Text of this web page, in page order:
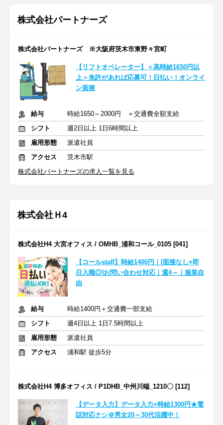
株式会社パートナーズ
株式会社パートナーズ ※大阪府茨木市東野々宮町
【リフトオペレーター】＜高時給1650円以
上＞免許があれば応募可！日払い！オンライ
ン面接
給与
時給1650～2000円 ＋交通費全額支給
シフト
週2日以上 1日6時間以上
雇用形態
派遣社員
アクセス
茨木市駅
株式会社パートナーズの求人一覧を見る
株式会社Ｈ4
株式会社H4 大宮オフィス / OMHB_浦和コール_0105 [041]
【コールstaff】時給1400円｜[面接なし×即
日入職◎]お問い合わせ対応｜週4～｜服装自
由
給与
時給1400円＋交通費一部支給
シフト
週4日以上 1日7.5時間以上
雇用形態
派遣社員
アクセス
浦和駅 徒歩5分
株式会社H4 博多オフィス / P1DHB_中州川端_1210〇 [112]
【データ入力】データ入力×時給1300円★電
話対応ナシ＠男女20～30代活躍中！